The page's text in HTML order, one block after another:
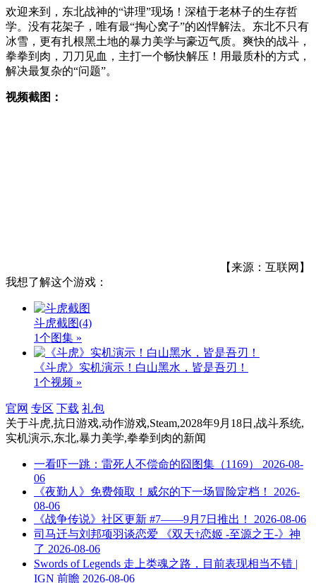
欢迎来到，东北战神的“讲理”现场！深植于老林子的生存哲
学。没有花架子，唯有最“掏心窝子”的凶悍解法。东北不只有
冰雪，更有扎根黑土地的暴力美学与豪迈气质。爽快的战斗，
拳拳到肉，刀刀见血，主打一个畅快解压！用最质朴的方式，
解决最复杂的“问题”。
视频截图：
【来源：互联网】
我想了解这个游戏：
斗虎截图(4)
1个图集 »
《斗虎》实机演示！白山黑水，皆是吾刃！
1个视频 »
官网 专区 下载 礼包
关于斗虎,抗日游戏,动作游戏,Steam,2028年9月18日,战斗系统,
实机演示,东北,暴力美学,拳拳到肉的新闻
一看吓一跳：雷死人不偿命的囧图集（1169）
2026-08-
06
《夜勤人》免费领取！威尔的下一场冒险定档！
2026-
08-06
《战争传说》社区更新 #7——9月7日推出！
2026-08-06
司马迁与刘邦项羽谈恋爱 《双天†恋姬 -至源之王-》神
了 2026-08-06
Swords of Legends 走上类魂之路，目前表现相当不错 |
IGN 前瞻 2026-08-06